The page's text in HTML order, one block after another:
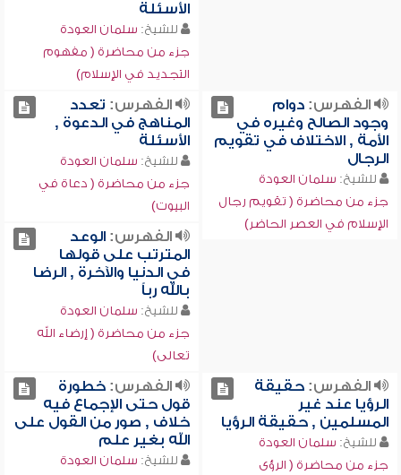
الأسئلة
للشيخ: سلمان العودة
جزء من محاضرة ( مفهوم
التجديد في الإسلام)
الفهرس:دوام
وجود الصالح وغيره في
الأمة , الاختلاف في تقويم
الرجال
للشيخ: سلمان العودة
جزء من محاضرة ( تقويم رجال
الإسلام في العصر الحاضر)
الفهرس: تعدد
المناهج في الدعوة ,
الأسئلة
للشيخ: سلمان العودة
جزء من محاضرة ( دعاة في
البيوت)
الفهرس:الوعد
المترتب على قولها
في الدنيا والآخرة , الرضا
بالله رباً
للشيخ: سلمان العودة
جزء من محاضرة ( إرضاء الله
تعالى)
الفهرس:حقيقة
الرؤيا عند غير
المسلمين , حقيقة الرؤيا
للشيخ: سلمان العودة
جزء من محاضرة ( الرؤى
الفهرس:خطورة
قول حتى الإجماع فيه
خلاف , صور من القول على
الله بغير علم
للشيخ: سلمان العودة